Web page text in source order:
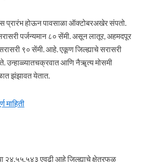
प्रारंभ होऊन पावसाळा ऑक्टोबरअखेर संपतो.
पर्जन्यमान ८० सेंमी. असून लातूर, अहमदपूर
९० सेंमी. आहे. एकूण जिल्ह्याचे सरासरी
उन्हाळ्यातचक्रवात आणि नैॠत्य मोसमी
झंझावत येतात.
माहिती
२४,५५,५४३ एवढी आहे जिल्ह्याचे क्षेत्रफळ